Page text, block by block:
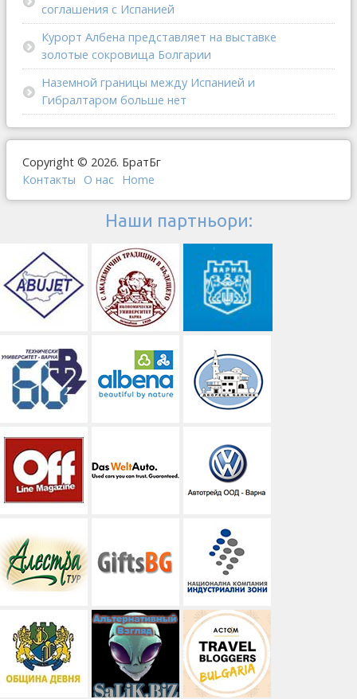
соглашения с Испанией
Курорт Албена представляет на выставке
золотые сокровища Болгарии
Наземной границы между Испанией и
Гибралтаром больше нет
Copyright © 2026. БратБг
Контакты
О наc Home
Наши партньори: